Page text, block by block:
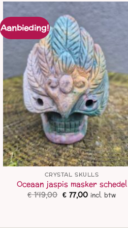
Aanbieding!
CRYSTAL SKULLS
Oceaan jaspis masker schedel
€149,00 Oorspronkelijke
prijs
€77,00Huidige
prijs
incl. btw